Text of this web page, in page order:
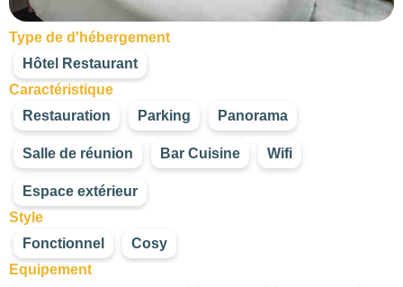
Type de d'hébergement
Hôtel Restaurant
Caractéristique
Restauration
Parking Panorama
Salle de réunion Bar Cuisine Wifi
Espace extérieur
Style
Fonctionnel
Cosy
Equipement